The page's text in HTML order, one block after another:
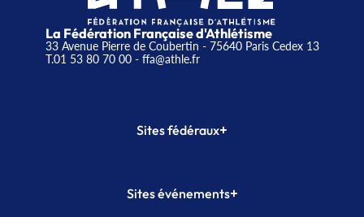
La Fédération Française d'Athlétisme
33 Avenue Pierre de Coubertin - 75640 Paris Cedex 13
T.01 53 80 70 00- ffa@athle.fr
Sites fédéraux+
Plateforme Formation
Sites événements+